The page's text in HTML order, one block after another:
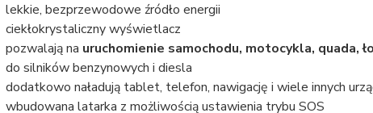
lekkie, bezprzewodowe źródło energii
ciekłokrystaliczny wyświetlacz
pozwalają na uruchomienie samochodu, motocykla, quada,
do silników benzynowych i diesla
dodatkowo naładują tablet, telefon, nawigację i wiele innych
wbudowana latarka z możliwością ustawienia trybu SOS